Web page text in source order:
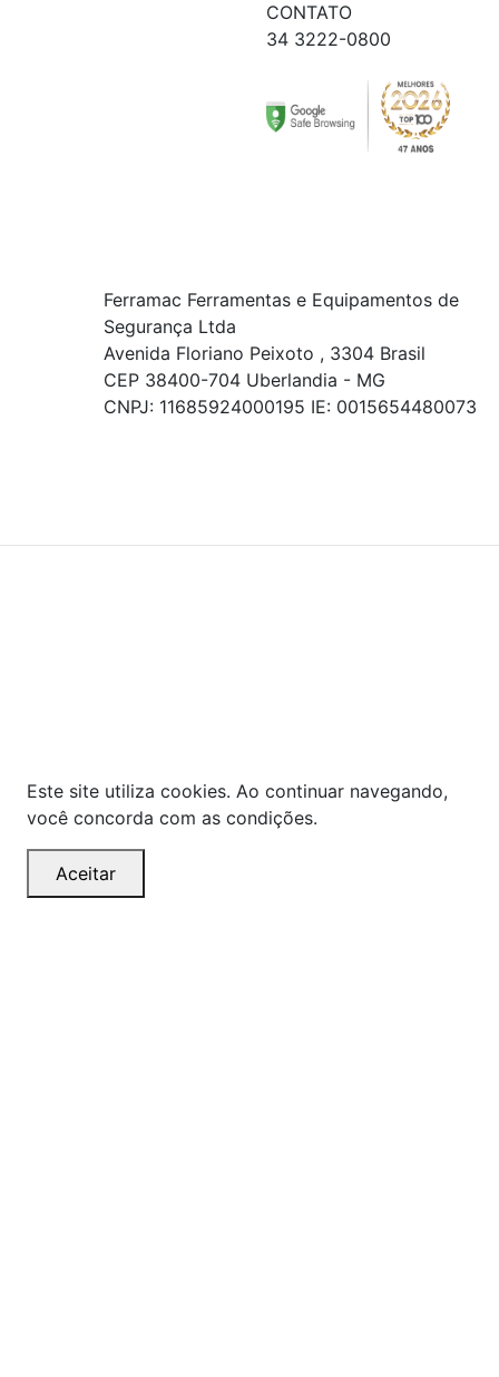
CONTATO
34 3222-0800
Ferramac Ferramentas e Equipamentos de
Segurança Ltda
Avenida Floriano Peixoto , 3304 Brasil
CEP 38400-704 Uberlandia - MG
CNPJ: 11685924000195 IE: 0015654480073
Este site utiliza cookies. Ao continuar navegando,
você concorda com as condições.
Aceitar